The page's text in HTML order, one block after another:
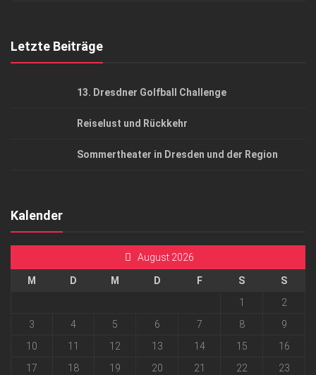
Letzte Beiträge
13. Dresdner Golfball Challenge
Reiselust und Rückkehr
Sommertheater in Dresden und der Region
Kalender
August 2026
M D M D F S
S
1
2
3
4 5 6 7 8
9
10
11 12 13 14 15
16
17
18 19 20 21 22
23